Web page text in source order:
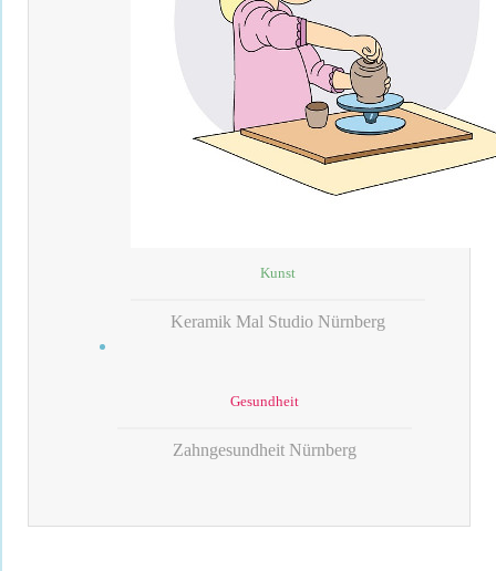
Kunst
Keramik Mal Studio Nürnberg
Gesundheit
Zahngesundheit Nürnberg